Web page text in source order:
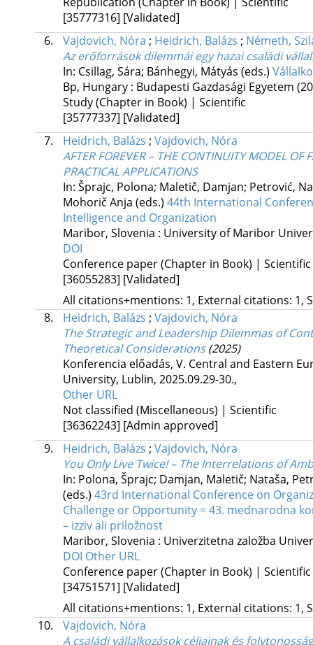
[35777316] [Validated]
6.
Vajdovich, Nóra ; Heidrich, Balázs ; Németh,
Az erőforrások dilemmái egy hazai családi
In: Csillag, Sára; Bánhegyi, Mátyás (eds.)
Bp, Hungary : Budapesti Gazdasági Egyetem
Study (Chapter in Book) | Scientific
[35777337] [Validated]
7.
Heidrich, Balázs ; Vajdovich, Nóra
AFTER FOREVER – THE CONTINUITY MODEL OF
PRACTICAL APPLICATIONS
In: Šprajc, Polona; Maletič, Damjan; Petrović,
Mohorič Anja (eds.) 44th International
Intelligence and Organization
Maribor, Slovenia : University of Maribor
DOI
Conference paper (Chapter in Book) | Scientific
[36055283] [Validated]
All citations+mentions: 1, External citations: 1,
8.
Heidrich, Balázs ; Vajdovich, Nóra
The Strategic and Leadership Dilemmas of
Theoretical Considerations (2025)
Konferencia előadás, V. Central and Eastern
University, Lublin, 2025.09.29-30.,
Other URL
Not classified (Miscellaneous) | Scientific
[36362243] [Admin approved]
9.
Heidrich, Balázs ; Vajdovich, Nóra
You Only Live Twice! – The Interrelations of
In: Polona, Šprajc; Damjan, Maletič; Nataša,
(eds.) 43rd International Conference on
Challenge or Opportunity = 43. mednarodna
– izziv ali priložnost
Maribor, Slovenia : Univerzitetna založba
DOI Other URL
Conference paper (Chapter in Book) | Scientific
[34751571] [Validated]
All citations+mentions: 1, External citations: 1,
10.
Vajdovich, Nóra
A családi vállalkozások céljainak és